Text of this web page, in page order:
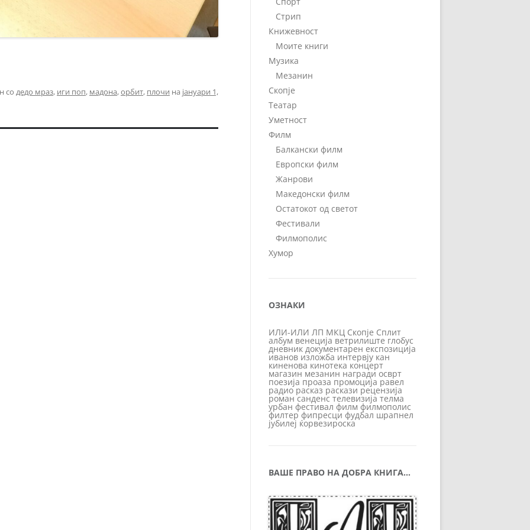
со дедо мраз, иги поп, мадона,орбит, плочи на јануари 1,
Стрип
Книжевност
Моите книги
Музика
Мезанин
Скопје
Театар
Уметност
Филм
Балкански филм
Европски филм
Жанрови
Македонски филм
Остатокот од светот
Фестивали
Филмополис
Хумор
ОЗНАКИ
ИЛИ-ИЛИ ЛП МКЦ Скопје Сплит
албум венеција ветрилиште глобус
дневник документарен експозиција
иванов изложба интервју кан
киненова кинотека концерт
магазин мезанин награди осврт
поезија проаза промоција равел
радио расказ раскази рецензија
роман санденс телевизија телма
урбан фестивал филм филмополис
филтер фипресци фудбал шрапнел
јубилеј ќорвезироска
ВАШЕ ПРАВО НА ДОБРА КНИГА…